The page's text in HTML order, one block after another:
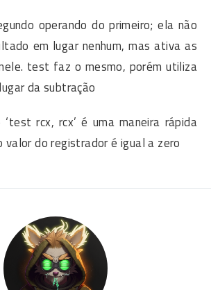
operando do primeiro; ela não
em lugar nenhum, mas ativa as
test faz o mesmo, porém utiliza
da subtração
rcx, rcx’ é uma maneira rápida
valor do registrador é igual a zero